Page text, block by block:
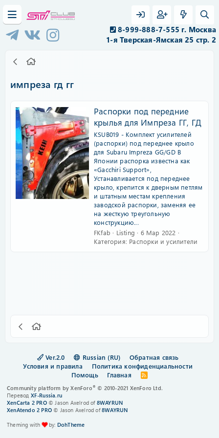
8-999-888-7-555 г. Москва
1-я Тверская-Ямская 25 стр. 2
импреза гд гг
Распорки под передние
крылья для Импреза ГГ, ГД
KSUB019 - Комплект усилителей
(распорки) под переднее крыло
для Subaru Impreza GG/GD В
Японии распорка известна как
«Gacchiri Support»,
Устанавливается под переднее
крыло, крепится к дверным петлям
и штатным местам крепления
заводской распорки, заменяя ее
на жесткую треугольную
конструкцию...
FKfab
Listing
6 Мар 2022
Категория: Распорки и усилители
Ver.2.0 Russian (RU)
Обратная связь
Условия и правила
Политика конфиденциальности
Помощь
Главная
R
S
Community platform by XenForo® © 2010-2021 XenForo Ltd.
Перевод XF-Russia.ru
XenCarta 2 PRO© Jason Axelrod of 8WAYRUN
XenAtendo 2 PRO © Jason Axelrod of8WAYRUN
Theming with
by: DohTheme